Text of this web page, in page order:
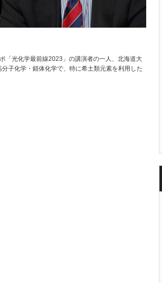
光化学最前線2023」の講演者の一人、北海道大
子化学・錯体化学で、特に希土類元素を利用した